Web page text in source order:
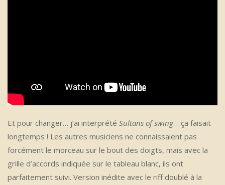
Et pour changer… j’ai interprété Sultans of swing… ça faisait
longtemps ! Les autres musiciens ne connaissaient pas
forcément le morceau sur le bout des doigts, mais avec la
grille d’accords indiquée sur le tableau blanc, ils ont
parfaitement suivi. Version inédite avec le riff doublé à la